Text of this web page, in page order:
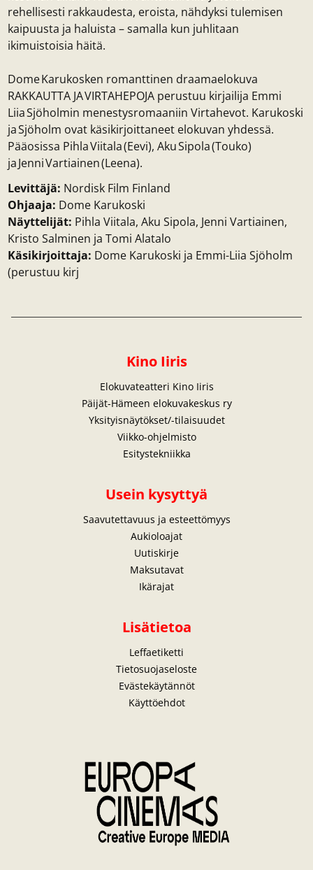
rehellisesti rakkaudesta, eroista, nähdyksi tulemisen
kaipuusta ja haluista – samalla kun juhlitaan
ikimuistoisia häitä.
Dome Karukosken romanttinen draamaelokuva
RAKKAUTTA JA VIRTAHEPOJA perustuu kirjailija Emmi
Liia Sjöholmin menestysromaaniin Virtahevot. Karukoski
ja Sjöholm ovat käsikirjoittaneet elokuvan yhdessä.
Pääosissa Pihla Viitala (Eevi), Aku Sipola (Touko)
ja Jenni Vartiainen (Leena).
Levittäjä: Nordisk Film Finland
Ohjaaja: Dome Karukoski
Näyttelijät: Pihla Viitala, Aku Sipola, Jenni Vartiainen,
Kristo Salminen ja Tomi Alatalo
Käsikirjoittaja: Dome Karukoski ja Emmi-Liia Sjöholm
(perustuu kirj
Kino Iiris
Elokuvateatteri Kino Iiris
Päijät-Hämeen elokuvakeskus ry
Yksityisnäytökset/-tilaisuudet
Viikko-ohjelmisto
Esitystekniikka
Usein kysyttyä
Saavutettavuus ja esteettömyys
Aukioloajat
Uutiskirje
Maksutavat
Ikärajat
Lisätietoa
Leffaetiketti
Tietosuojaseloste
Evästekäytännöt
Käyttöehdot